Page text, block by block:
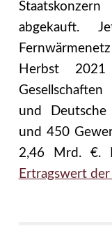
abgekauft.
Herbst
und
und 450
2,46 Mrd. €.
Ertragswert